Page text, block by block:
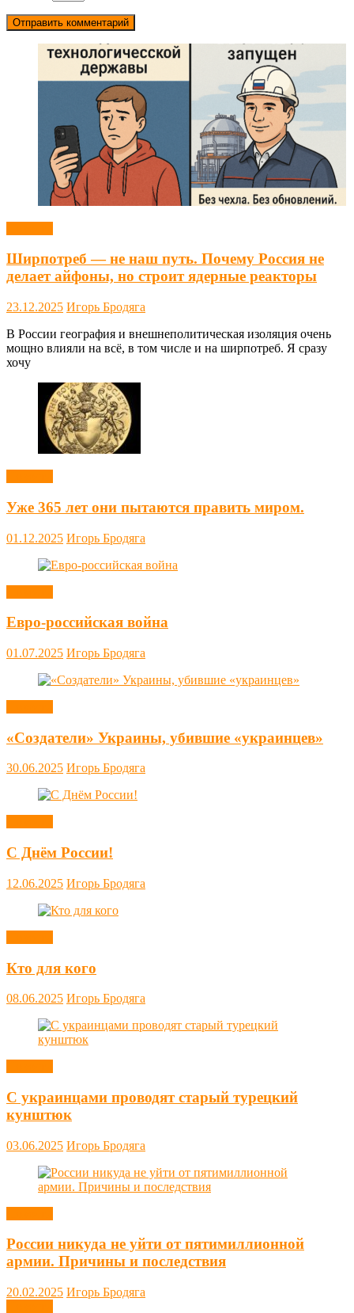
Ширпотреб — не наш путь. Почему Россия не
делает айфоны, но строит ядерные реакторы
23.12.2025 Игорь Бродяга
В России география и внешнеполитическая изоляция очень
мощно влияли на всё, в том числе и на ширпотреб. Я сразу
хочу
Уже 365 лет они пытаются править миром.
01.12.2025 Игорь Бродяга
Евро-российская война
01.07.2025 Игорь Бродяга
«Создатели» Украины, убившие «украинцев»
30.06.2025 Игорь Бродяга
С Днём России!
12.06.2025 Игорь Бродяга
Кто для кого
08.06.2025 Игорь Бродяга
С украинцами проводят старый турецкий
кунштюк
03.06.2025 Игорь Бродяга
России никуда не уйти от пятимиллионной
армии. Причины и последствия
20.02.2025 Игорь Бродяга